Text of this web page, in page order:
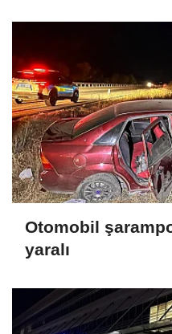
Otomobil
yaralı